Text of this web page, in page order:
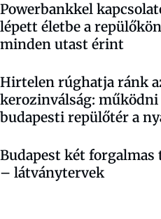
Powerbankkel
lépett életbe a
minden utast érint
Hirtelen rúghatja ránk
kerozinválság: működni
budapesti repülőtér a
Budapest két forgalmas
– látványtervek